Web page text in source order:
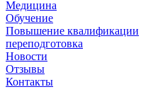
Медицина
Обучение
Повышение квалификации
переподготовка
Новости
Отзывы
Контакты